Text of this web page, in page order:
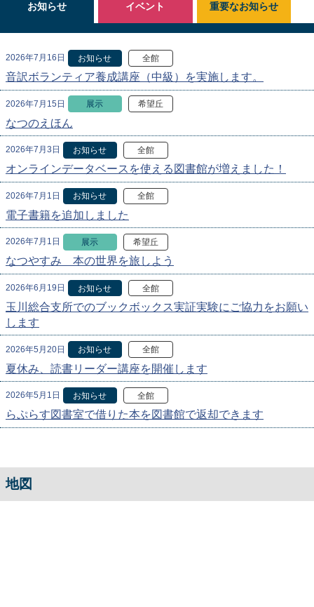
お知らせ
2026年7月16日 お知らせ 全館
音訳ボランティア養成講座（中級）を実施します。
2026年7月15日 展示 希望丘
なつのえほん
2026年7月3日 お知らせ 全館
オンラインデータベースを使える図書館が増えました！
2026年7月1日 お知らせ 全館
電子書籍を追加しました
2026年7月1日 展示 希望丘
なつやすみ 本の世界を旅しよう
2026年6月19日 お知らせ 全館
玉川総合支所でのブックボックス実証実験にご協力をお願い
します
2026年5月20日 お知らせ 全館
夏休み、読書リーダー講座を開催します
2026年5月1日 お知らせ 全館
らぷらす図書室で借りた本を図書館で返却できます
イベント 重要なお知らせ
地図